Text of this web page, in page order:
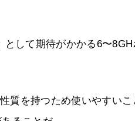
して期待がかかる6〜
質を持つため使いやすい